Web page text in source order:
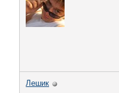
Лeшик